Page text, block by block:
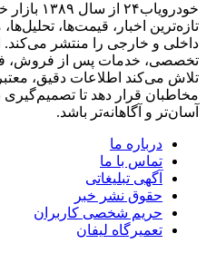
تازه‌ترین اخبار، قیمت‌ها،
داخلی و خارجی را منتشر
تخصصی، خدمات پس از فروش،
تلاش می‌کند اطلاعات دقیق، معتبر
مخاطبان قرار دهد تا تصمیم‌گیری
آسان‌تر و آگاهانه‌تر باشد.
درباره ما
تماس با ما
آگهی تبلیغاتی
حقوق نشر خبر
حریم شخصی کاربران
تعمیرگاه لیفان